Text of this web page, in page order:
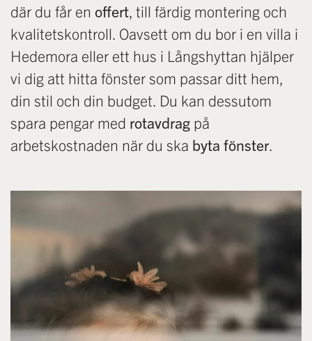
där du får en offert , till färdig montering och
kvalitetskontroll. Oavsett om du bor i en villa i
Hedemora eller ett hus i Långshyttan hjälper
vi dig att hitta fönster som passar ditt hem,
din stil och din budget. Du kan dessutom
spara pengar med rotavdrag på
arbetskostnaden när du ska byta fönster.